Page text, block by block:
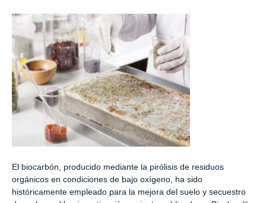
El biocarbón, producido mediante la pirólisis de residuos
orgánicos en condiciones de bajo oxígeno, ha sido
históricamente empleado para la mejora del suelo y secuestro